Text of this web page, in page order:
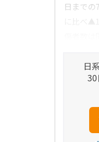
日まで
日